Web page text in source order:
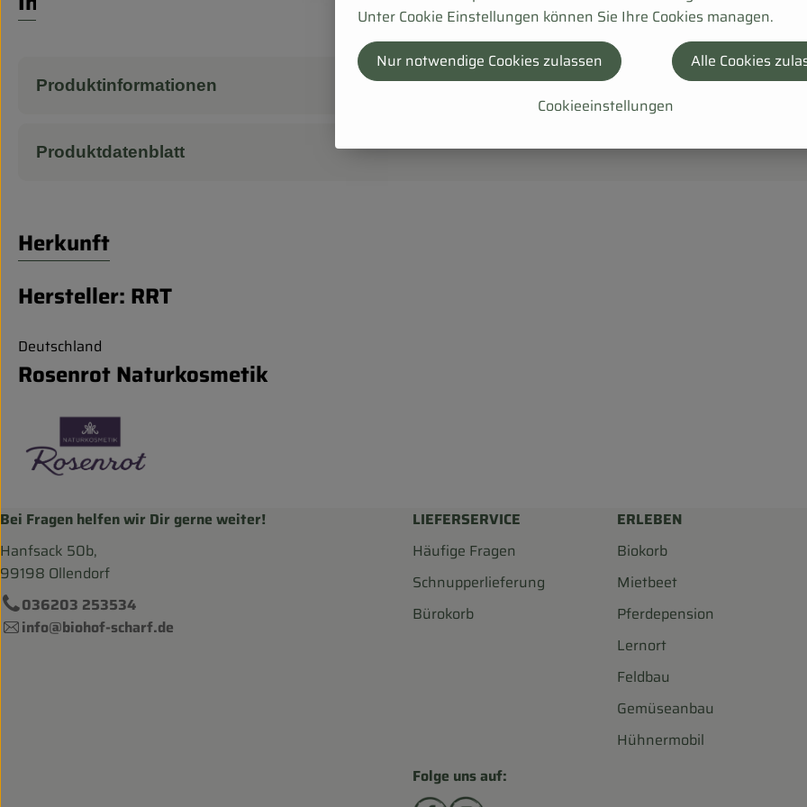
Produktinformationen
Produktdatenblatt
Herkunft
Hersteller: RRT
Deutschland
Rosenrot Naturkosmetik
Bei Fragen helfen wir Dir gerne weiter!
Hanfsack 50b,
99198 Ollendorf
036203 253534
info@biohof-scharf.de
LIEFERSERVICE
Häufige Fragen
Schnupperlieferung
Bürokorb
ERLEBEN
Biokorb
Mietbeet
Pferdepension
Lernort
Feldbau
Gemüseanbau
Hühnermobil
Folge uns auf:
Unter Cookie Einstellungen können Sie Ihre Cookies managen.
Cookieeinstellungen
Nur notwendige Cookies zulassen Alle Cookies